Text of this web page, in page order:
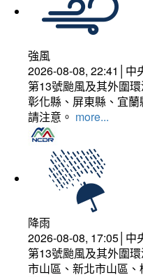
強風
2026-08-08, 22:41│中
第13號颱風及其外圍
彰化縣、屏東縣、宜
請注意。 more...
降雨
2026-08-08, 17:05│中
第13號颱風及其外圍
市山區、新北市山區